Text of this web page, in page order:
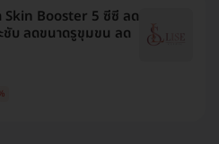
Skin Booster 5 ซีซี ลด
ชับ ลดขนาดรูขุมขน ลด